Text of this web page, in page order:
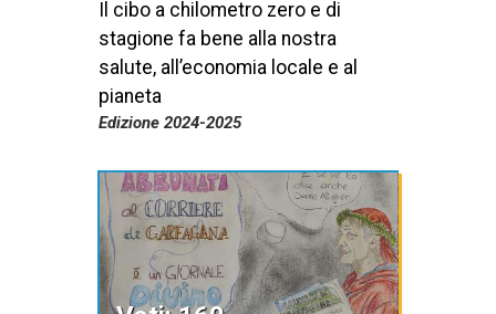
Il cibo a chilometro zero e di
stagione fa bene alla nostra
salute, all’economia locale e al
pianeta
Edizione 2024-2025